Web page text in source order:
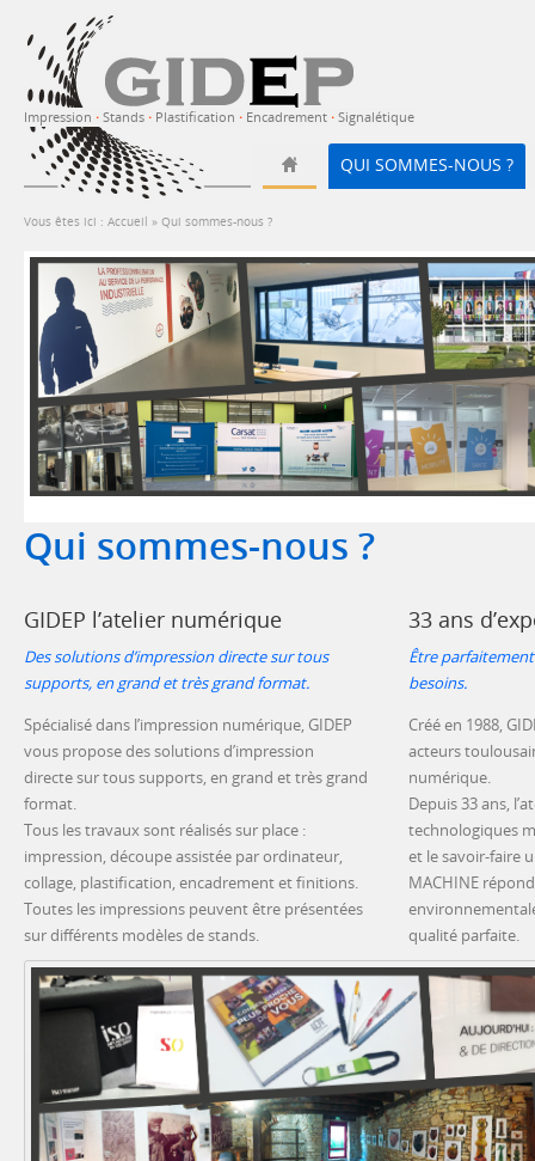
Impression · Stands · Plastification · Encadrement · Signalétique
QUI SOMMES-NOUS ?
Vous êtes ici : Accueil » Qui sommes-nous ?
Qui sommes-nous ?
GIDEP l’atelier numérique
Des solutions d’impression directe sur tous
supports, en grand et très grand format.
Spécialisé dans l’impression numérique, GIDEP
vous propose des solutions d’impression
directe sur tous supports, en grand et très grand
format.
Tous les travaux sont réalisés sur place :
impression, découpe assistée par ordinateur,
collage, plastification, encadrement et finitions.
Toutes les impressions peuvent être présentées
sur différents modèles de stands.
33 ans
Être
besoins.
Créé en 1988,
acteurs
numérique.
Depuis 33 ans,
technologiques
et le savoir-faire
MACHINE
qualité parfaite.